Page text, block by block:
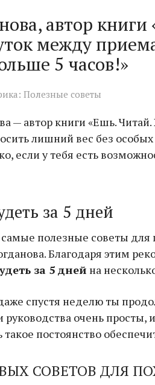
автор
между
5 часов!»
Полезные советы
— автор книги «Ешь.
лишний вес без
если у тебя есть
за 5 дней
полезные советы для
Благодаря этим
за 5 дней на
спустя неделю ты
руководства очень
постоянство
СОВЕТОВ ДЛЯ